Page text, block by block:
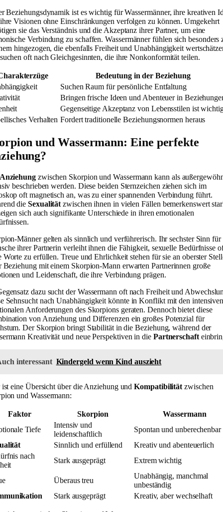
Beziehungsdynamik ist es wichtig für Wassermänner, ihre kreativen
Visionen ohne Einschränkungen verfolgen zu können. Umgekehrt
sie das Verständnis und die Akzeptanz ihrer Partner, um eine
Verbindung zu schaffen. Wassermänner fühlen sich besonders
hingezogen, die ebenfalls Freiheit und Unabhängigkeit
oft nach Gleichgesinnten, die ihre Nonkonformität teilen.
Bedeutung in der Beziehung
Suchen Raum für persönliche Entfaltung
Bringen frische Ideen und Abenteuer in
Gegenseitige Akzeptanz von Lebensstilen ist
Verhalten Fordert traditionelle Beziehungsnormen heraus
und Wassermann: Eine perfekte
zwischen Skorpion und Wassermann kann als
beschrieben werden. Diese beiden Sternzeichen ziehen sich im
oft magnetisch an, was zu einer spannenden Verbindung führt.
dieSexualität zwischen ihnen in vielen Fällen bemerkenswert
sich auch signifikante Unterschiede in ihren emotionalen
Männer gelten als sinnlich und verführerisch. Ihr sechster Sinn für
ihrer Partnerin verleiht ihnen die Fähigkeit, sexuelle Bedürfnisse
Worte zu erfüllen. Treue und Ehrlichkeit stehen für sie an oberster
Beziehung mit einem Skorpion-Mann erwarten Partnerinnen große
und Leidenschaft, die ihre Verbindung prägen.
dazu sucht der Wassermann oft nach Freiheit und
Sehnsucht nach Unabhängigkeit könnte in Konflikt mit den
Anforderungen des Skorpions geraten. Dennoch bietet diese
von Anziehung und Differenzen ein großes Potenzial für
Der Skorpion bringt Stabilität in die Beziehung, während der
Kreativität und neue Perspektiven in die Partnerschaft
interessant Kindergeld wenn Kind auszieht
eine Übersicht über die Anziehung undKompatibilität zwischen
und Wassermann:
Faktor Skorpion
Wassermann
Tiefe
Intensiv und
leidenschaftlich
Spontan und unberechenbar
Sinnlich und erfüllend
Kreativ und abenteuerlich
nach
Stark ausgeprägt Extrem wichtig
Überaus treu
Unabhängig, manchmal
unbeständig
Stark ausgeprägt Kreativ, aber wechselhaft